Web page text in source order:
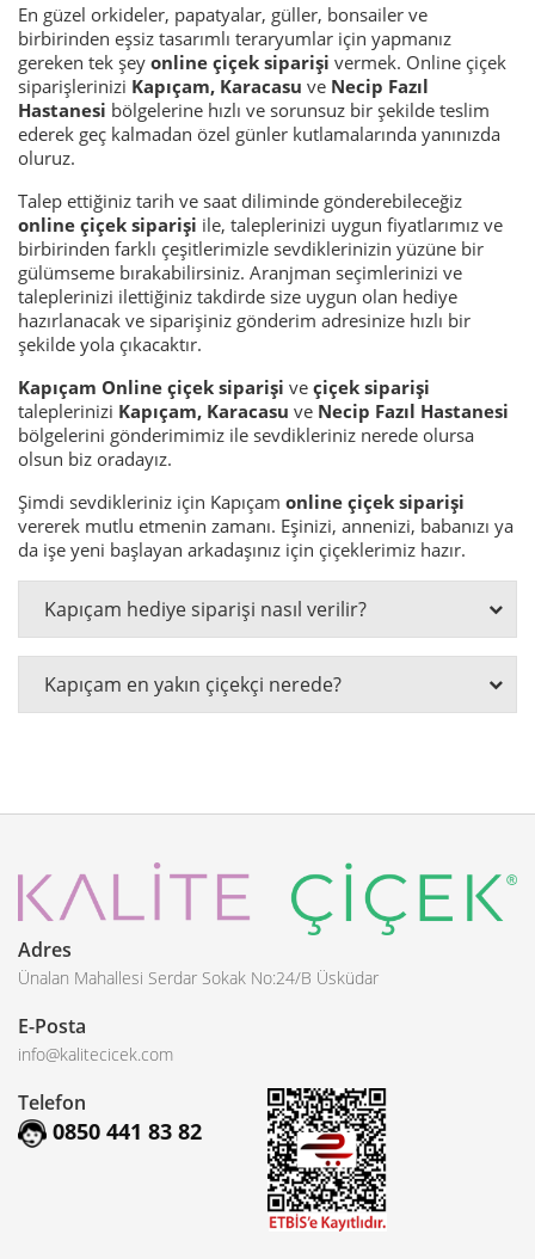
En güzel orkideler, papatyalar, güller, bonsailer ve
birbirinden eşsiz tasarımlı teraryumlar için yapmanız
gereken tek şey online çiçek siparişi vermek. Online çiçek
siparişlerinizi Kapıçam, Karacasu ve Necip Fazıl
Hastanesi bölgelerine hızlı ve sorunsuz bir şekilde teslim
ederek geç kalmadan özel günler kutlamalarında yanınızda
oluruz.
Talep ettiğiniz tarih ve saat diliminde gönderebileceğiz
online çiçek siparişi ile, taleplerinizi uygun fiyatlarımız ve
birbirinden farklı çeşitlerimizle sevdiklerinizin yüzüne bir
gülümseme bırakabilirsiniz. Aranjman seçimlerinizi ve
taleplerinizi ilettiğiniz takdirde size uygun olan hediye
hazırlanacak ve siparişiniz gönderim adresinize hızlı bir
şekilde yola çıkacaktır.
Kapıçam Online çiçek siparişi ve çiçek siparişi
taleplerinizi Kapıçam, Karacasu ve Necip Fazıl Hastanesi
bölgelerini gönderimimiz ile sevdikleriniz nerede olursa
olsun biz oradayız.
Şimdi sevdikleriniz için Kapıçam online çiçek siparişi
vererek mutlu etmenin zamanı. Eşinizi, annenizi, babanızı ya
da işe yeni başlayan arkadaşınız için çiçeklerimiz hazır.
Kapıçam hediye siparişi nasıl verilir?
Kapıçam en yakın çiçekçi nerede?
Adres
Ünalan Mahallesi Serdar Sokak No:24/B Üsküdar
E-Posta
info@kalitecicek.com
Telefon
0850 441 83 82